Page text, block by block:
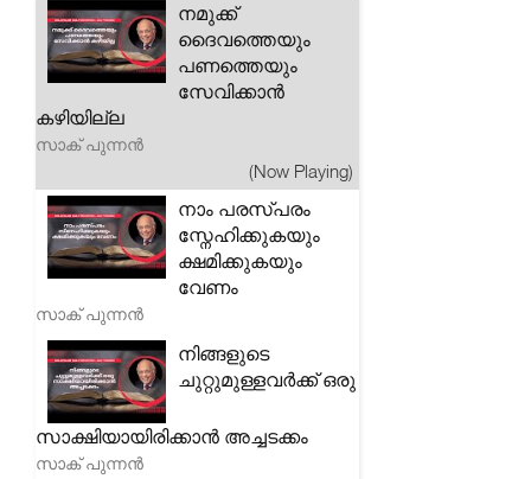
നമുക്ക്
ദൈവത്തെയും
പണത്തെയും
സേവിക്കാൻ
കഴിയില്ല
സാക് പുന്നൻ
(Now Playing)
നാം പരസ്പരം
സ്നേഹിക്കുകയും
ക്ഷമിക്കുകയും
വേണം
സാക് പുന്നൻ
നിങ്ങളുടെ
ചുറ്റുമുള്ളവർക്ക് ഒരു
സാക്ഷിയായിരിക്കാൻ അച്ചടക്കം
സാക് പുന്നൻ